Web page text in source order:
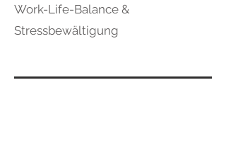
Work-Life-Balance &
Stressbewältigung